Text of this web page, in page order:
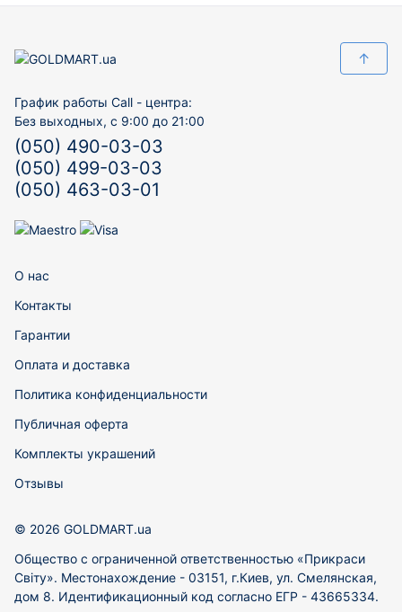
↑
График работы Call - центра:
Без выходных, с 9:00 до 21:00
(050) 490-03-03
(050) 499-03-03
(050) 463-03-01
О нас
Контакты
Гарантии
Оплата и доставка
Политика конфиденциальности
Публичная оферта
Комплекты украшений
Отзывы
© 2026 GOLDMART.ua
Общество с ограниченной ответственностью «Прикраси
Світу». Местонахождение - 03151, г.Киев, ул. Смелянская,
дом 8. Идентификационный код согласно ЕГР - 43665334.